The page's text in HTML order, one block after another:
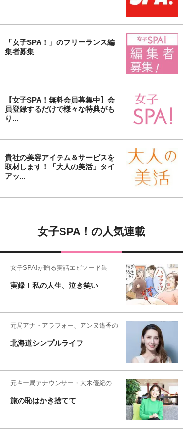
「女子SPA！」のフリーランス編
集者募集
【女子SPA！無料会員募集中】会
員登録するだけで様々な特典がも
り...
貴社の美容アイテム＆サービスを
取材します！「大人の美活」タイ
アッ...
女子SPA！の人気連載
女子SPA!が贈る実話エピソード集
実録！私の人生、泣き笑い
元局アナ・アラフォー、アンヌ遙香の
北海道シンプルライフ
元キー局アナウンサー・大木優紀の
旅の恥はかき捨てて